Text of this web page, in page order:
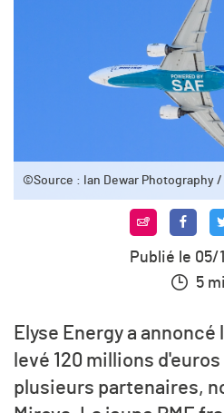
©Source : Ian Dewar Photography
Publié le 05/
5
Elyse Energy a
levé 120 millions
plusieurs partenaires,